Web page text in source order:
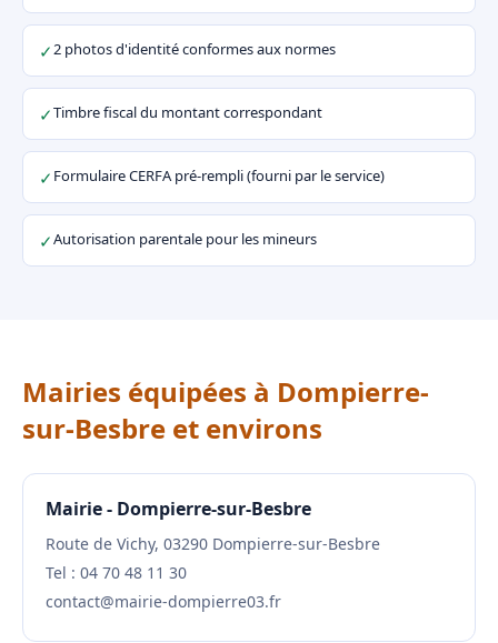
✓2 photos d'identité conformes aux normes
✓Timbre fiscal du montant correspondant
✓ Formulaire CERFA pré-rempli (fourni par le service)
✓Autorisation parentale pour les mineurs
Mairies équipées à Dompierre-
sur-Besbre et environs
Mairie - Dompierre-sur-Besbre
Route de Vichy, 03290 Dompierre-sur-Besbre
Tel : 04 70 48 11 30
contact@mairie-dompierre03.fr